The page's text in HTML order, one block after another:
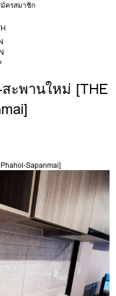
ครสมาชิก
ะพานใหม่ [THE